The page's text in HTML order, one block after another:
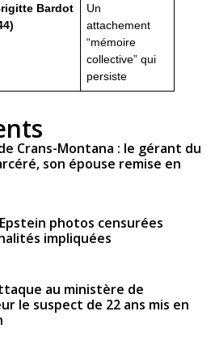
Bardot
Un
attachement
“mémoire
collective” qui
persiste
Crans-Montana : le gérant du
son épouse remise en
photos censurées
impliquées
au ministère de
le suspect de 22 ans mis en